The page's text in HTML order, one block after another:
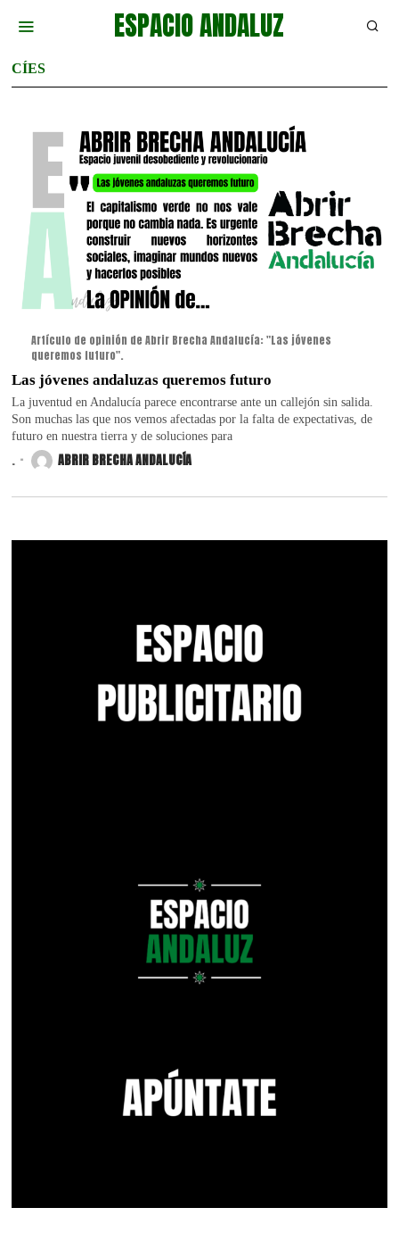
ESPACIO ANDALUZ
CÍES
Artículo de opinión de Abrir Brecha Andalucía: "Las jóvenes
queremos futuro".
Las jóvenes andaluzas queremos futuro
La juventud en Andalucía parece encontrarse ante un callejón sin salida.
Son muchas las que nos vemos afectadas por la falta de expectativas, de
futuro en nuestra tierra y de soluciones para
. ABRIR BRECHA ANDALUCÍA